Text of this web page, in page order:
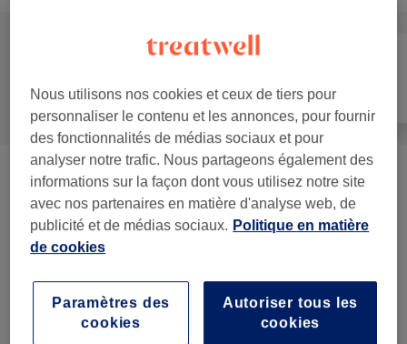
Tout
Beauté des pieds
Manucure (7) à partir de 5 €
Beauté Des Pieds (3) à partir de 25 €
Notre travail
Nous utilisons nos cookies et ceux de tiers pour
personnaliser le contenu et les annonces, pour fournir
des fonctionnalités de médias sociaux et pour
analyser notre trafic. Nous partageons également des
informations sur la façon dont vous utilisez notre site
avec nos partenaires en matière d'analyse web, de
publicité et de médias sociaux. Politique en matière
de cookies
Autoriser tous les
cookies
Paramètres des
cookies